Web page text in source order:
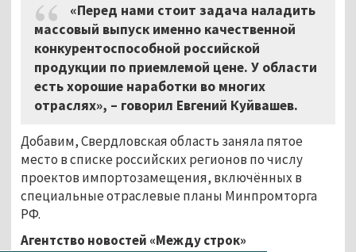
«Перед нами стоит задача наладить
массовый выпуск именно качественной
конкурентоспособной российской
продукции по приемлемой цене. У области
есть хорошие наработки во многих
отраслях», – говорил Евгений Куйвашев.
Добавим, Свердловская область заняла пятое
место в списке российских регионов по числу
проектов импортозамещения, включённых в
специальные отраслевые планы Минпромторга
РФ.
Агентство новостей «Между строк»